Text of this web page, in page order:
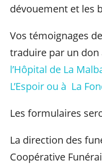
dévouement et les
Vos témoignages
traduire par un don
l’Hôpital de La
L’Espoir ou à La
Les formulaires
La direction des
Coopérative